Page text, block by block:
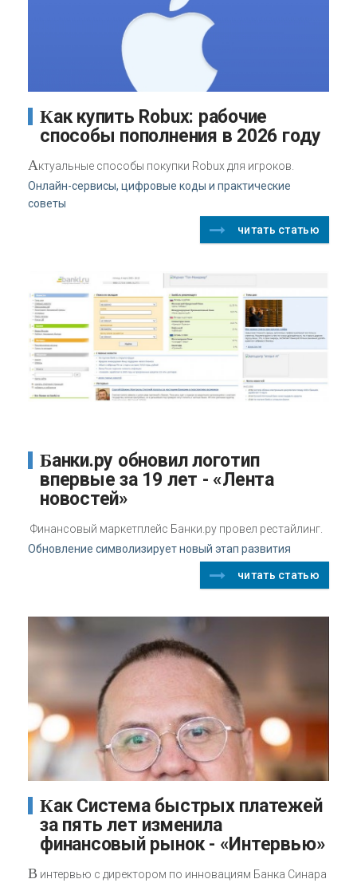
Как купить Robux: рабочие
способы пополнения в 2026 году
Актуальные способы покупки Robux для игроков.
Онлайн-сервисы, цифровые коды и практические
советы
читать статью
Банки.ру обновил логотип
впервые за 19 лет - «Лента
новостей»
Финансовый маркетплейс Банки.ру провел рестайлинг.
Обновление символизирует новый этап развития
читать статью
Как Система быстрых платежей
за пять лет изменила
финансовый рынок - «Интервью»
В интервью с директором по инновациям Банка Синара